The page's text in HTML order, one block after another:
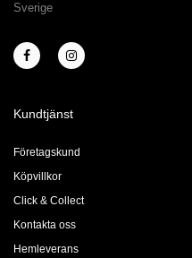
Sverige
Kundtjänst
Företagskund
Köpvillkor
Click & Collect
Kontakta oss
Hemleverans